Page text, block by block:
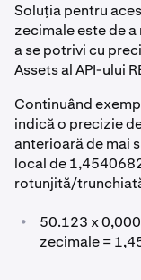
Soluția pentru
zecimale este de
a se potrivi cu
Assets al API-ului
Continuând
indică o precizie
anterioară de mai
local de
rotunjită/
•
50.123 x
zecimale =